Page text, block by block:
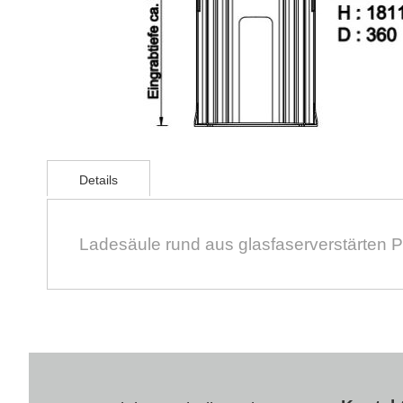
Anfang
der
springen
Details
Ladesäule rund aus glasfaserverstärten